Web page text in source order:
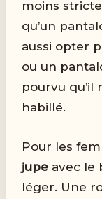
moins
qu’un
aussi opter
ou un
pourvu qu’il
habillé.
Pour les
jupe avec le
léger. Une